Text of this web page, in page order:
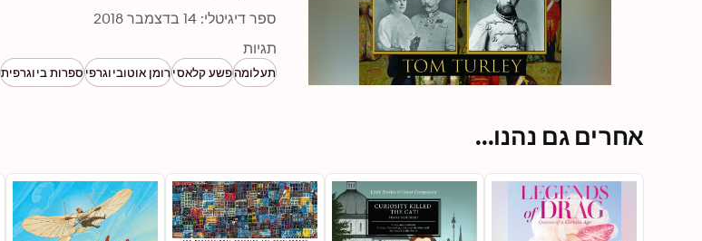
ספר דיגיטלי: 14 בדצמבר 2018
תגיות
תעלומהפשע קלאסירומן אוטוביוגרפיספרות ביוגרפית
אחרים גם נהנו...